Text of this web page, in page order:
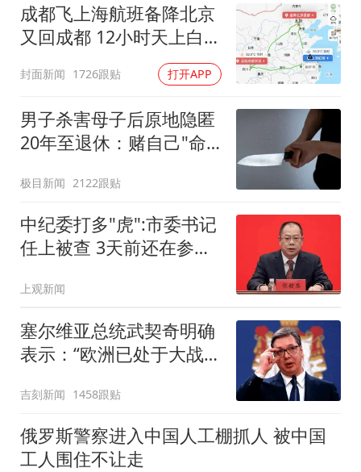
成都飞上海航班备降北京
又回成都 12小时天上白飞
封面新闻 1726跟贴 打开APP
男子杀害母子后原地隐匿
20年至退休：赌自己"命
极目新闻 2122跟贴
中纪委打多"虎":市委书记
任上被查 3天前还在参加
上观新闻
塞尔维亚总统武契奇明确
表示：“欧洲已处于大战边
法到解决，欧洲不要试图
在乌克兰冲突中从战略上
打败俄罗斯
吉刻新闻 1458跟贴
俄罗斯警察进入中国人工棚抓人 被中国
工人围住不让走